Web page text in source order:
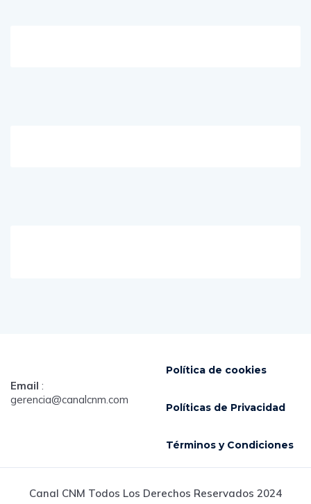
Email :
gerencia@canalcnm.com
Política de cookies
Políticas de Privacidad
Términos y Condiciones
Canal CNM Todos Los Derechos Reservados 2024